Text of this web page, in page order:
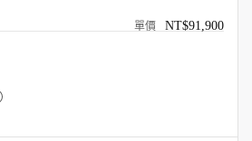
NT$91,900